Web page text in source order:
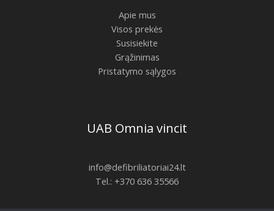
Apie mus
Visos prekės
Susisiekite
Grąžinimas
Pristatymo sąlygos
UAB Omnia vincit
info@defibriliatoriai24.lt
Tel.: +370 636 35566